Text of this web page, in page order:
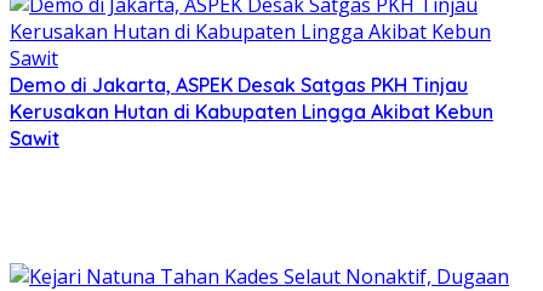
Demo di Jakarta, ASPEK Desak Satgas PKH Tinjau
Kerusakan Hutan di Kabupaten Lingga Akibat Kebun
Sawit